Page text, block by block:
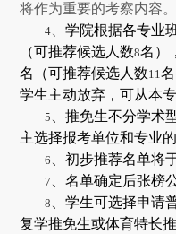
将作为重要的考察内容。
4 、学院根据各专业
（可推荐候选人数8名）
名（可推荐候选人数11
学生主动放弃，可从本
5
、推免生不分学
主选择报考单位和专业的
6 、初步推荐名单将
7 、名单确定后张
8
、学生可选择申
复学推免生或体育特长